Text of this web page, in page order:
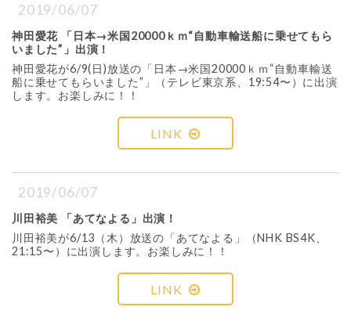
2019/06/07
神田愛花 「日本→米国20000ｋｍ“自動車輸送船に乗せてもら
いました”」出演！
神田愛花が6/9(日)放送の「日本→米国20000ｋｍ“自動車輸送
船に乗せてもらいました”」（テレビ東京系、19:54〜）に出演
します。お楽しみに！！
LINK
2019/06/07
川田裕美 「あてなよる」出演！
川田裕美が6/13（木）放送の「あてなよる」（NHK BS4K、
21:15〜）に出演します。お楽しみに！！
LINK